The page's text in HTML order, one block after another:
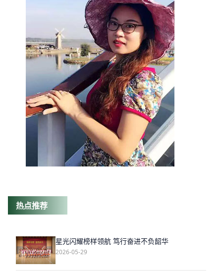
热点推荐
星光闪耀榜样领航 笃行奋进不负韶华
2026-05-29